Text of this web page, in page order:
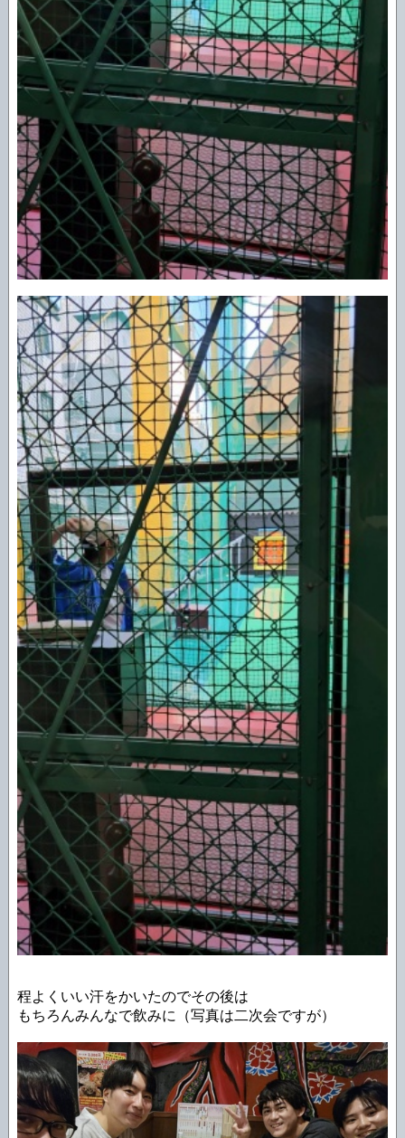
程よくいい汗をかいたのでその後は
もちろんみんなで飲みに（写真は二次会ですが）